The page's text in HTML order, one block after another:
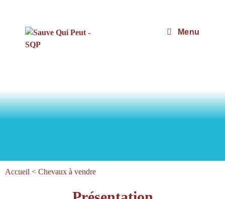
Menu
Accueil < Chevaux à vendre